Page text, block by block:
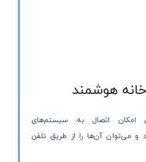
هوشمند
امکان اتصال به سیستم‌های
و می‌توان آن‌ها را از طریق تلفن